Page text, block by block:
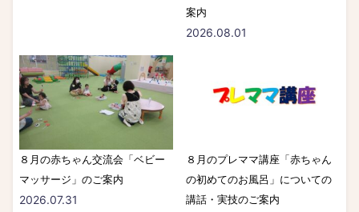
案内
2026.08.01
８月の赤ちゃん交流会「ベビー
マッサージ」のご案内
2026.07.31
８月のプレママ講座「赤ちゃん
の初めてのお風呂」についての
講話・実技のご案内